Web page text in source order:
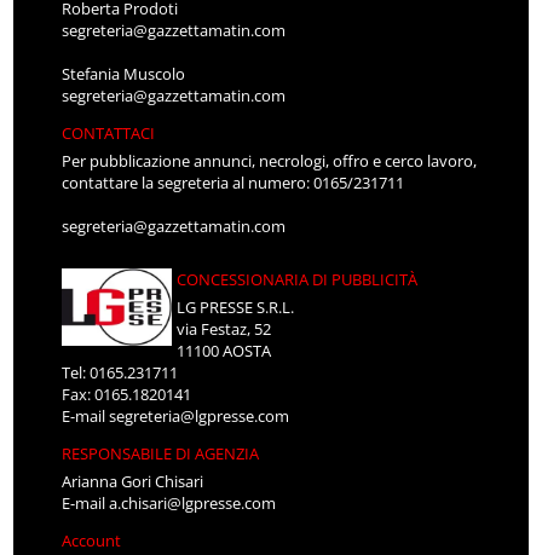
Roberta Prodoti
segreteria@gazzettamatin.com
Stefania Muscolo
segreteria@gazzettamatin.com
CONTATTACI
Per pubblicazione annunci, necrologi, offro e cerco lavoro,
contattare la segreteria al numero: 0165/231711
segreteria@gazzettamatin.com
CONCESSIONARIA DI PUBBLICITÀ
LG PRESSE S.R.L.
via Festaz, 52
11100 AOSTA
Tel: 0165.231711
Fax: 0165.1820141
E-mailsegreteria@lgpresse.com
RESPONSABILE DI AGENZIA
Arianna Gori Chisari
E-maila.chisari@lgpresse.com
Account